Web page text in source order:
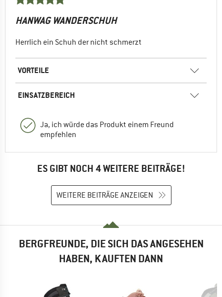
HANWAG WANDERSCHUH
Herrlich ein Schuh der nicht schmerzt
VORTEILE
EINSATZBEREICH
Ja, ich würde das Produkt einem Freund
empfehlen
ES GIBT NOCH 4 WEITERE BEITRÄGE!
WEITERE BEITRÄGE ANZEIGEN
BERGFREUNDE, DIE SICH DAS ANGESEHEN
HABEN, KAUFTEN DANN